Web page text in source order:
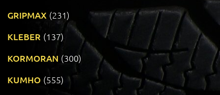
GRIPMAX (231)
KLEBER (137)
KORMORAN (300)
KUMHO (555)